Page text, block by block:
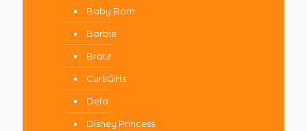
Baby Born
Barbie
Bratz
CurliGirls
Defa
Disney Princess